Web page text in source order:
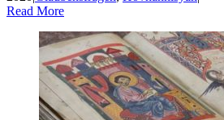
Read More